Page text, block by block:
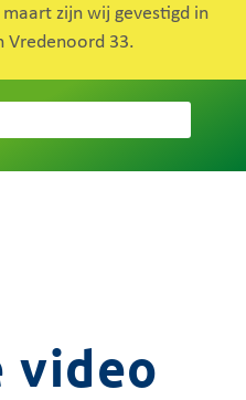
zijn wij gevestigd in
Vredenoord 33.
video